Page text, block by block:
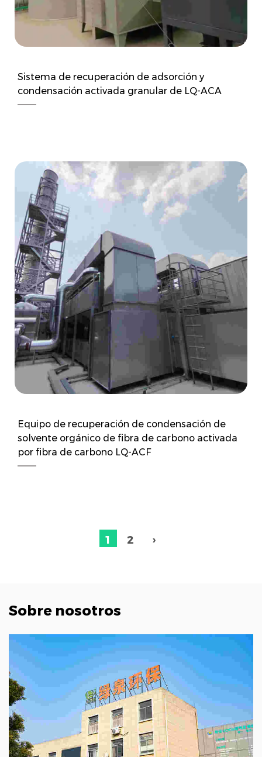
Sistema de recuperación de adsorción y
condensación activada granular de LQ-ACA
Equipo de recuperación de condensación de
solvente orgánico de fibra de carbono activada
por fibra de carbono LQ-ACF
1 2 ›
Sobre nosotros